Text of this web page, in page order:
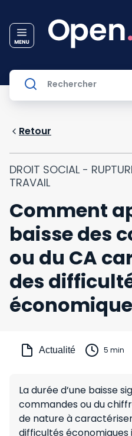
Retour
DROIT SOCIAL -
TRAVAIL
Comment
baisse des
ou du CA
des
Actualité 5 min
La durée d’une baisse
commandes ou du
de nature à
difficultés économiques